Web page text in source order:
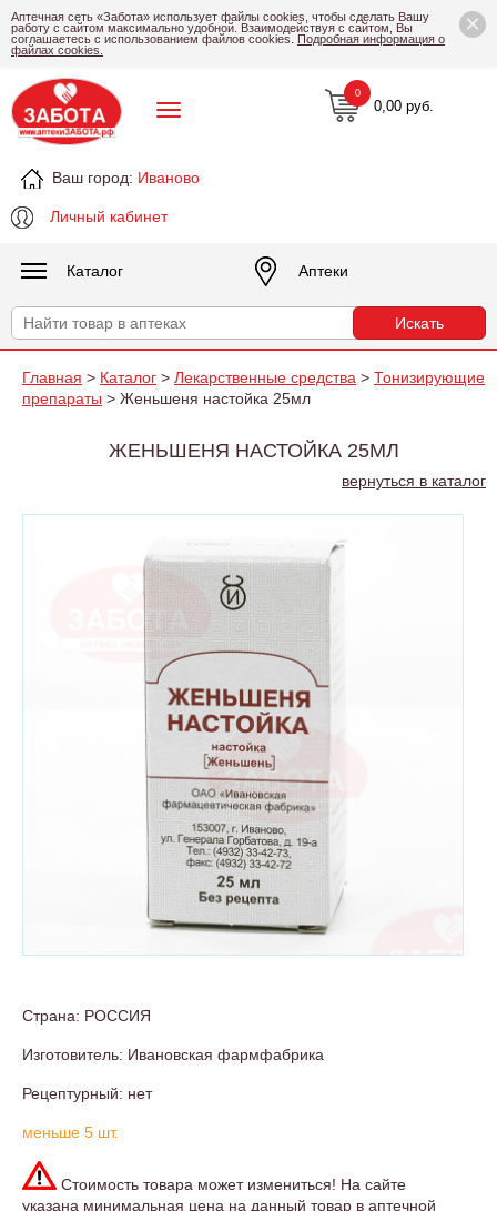
×
Аптечная сеть «Забота» использует файлы cookies, чтобы сделать Вашу
работу с сайтом максимально удобной. Взаимодействуя с сайтом, Вы
соглашаетесь с использованием файлов cookies. Подробная информация о
файлах cookies.
Ваш город: Иваново
Личный кабинет
0,00 руб.
0
Каталог Аптеки
Главная > Каталог > Лекарственные средства > Тонизирующие
препараты > Женьшеня настойка 25мл
ЖЕНЬШЕНЯ НАСТОЙКА 25МЛ
вернуться в каталог
Страна: РОССИЯ
Изготовитель: Ивановская фармфабрика
Рецептурный: нет
меньше 5 шт.
Стоимость товара может измениться! На сайте
указана минимальная цена на данный товар в аптечной